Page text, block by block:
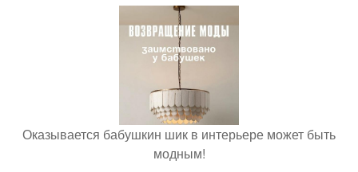
Оказывается бабушкин шик в интерьере может быть
модным!